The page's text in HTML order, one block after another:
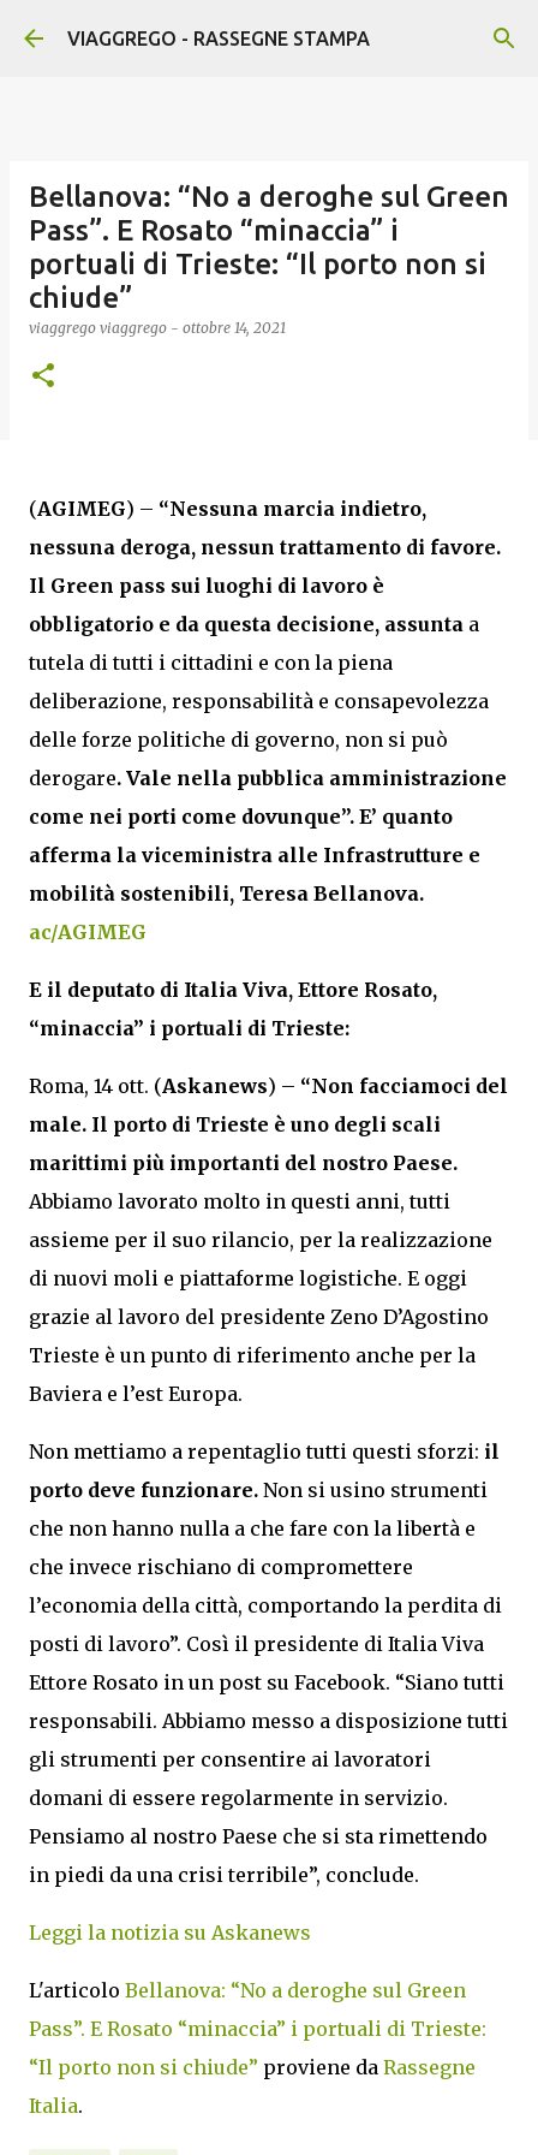
Passa ai contenuti principali
VIAGGREGO - RASSEGNE STAMPA
Bellanova: “No a deroghe sul Green
Pass”. E Rosato “minaccia” i
portuali di Trieste: “Il porto non si
chiude”
viaggrego viaggrego - ottobre 14, 2021
(AGIMEG) – “Nessuna marcia indietro,
nessuna deroga, nessun trattamento di favore.
Il Green pass sui luoghi di lavoro è
obbligatorio e da questa decisione, assunta a
tutela di tutti i cittadini e con la piena
deliberazione, responsabilità e consapevolezza
delle forze politiche di governo, non si può
derogare. Vale nella pubblica amministrazione
come nei porti come dovunque”. E’ quanto
afferma la viceministra alle Infrastrutture e
mobilità sostenibili, Teresa Bellanova.
ac/AGIMEG
E il deputato di Italia Viva, Ettore Rosato,
“minaccia” i portuali di Trieste:
Roma, 14 ott. (Askanews) – “Non facciamoci del
male. Il porto di Trieste è uno degli scali
marittimi più importanti del nostro Paese.
Abbiamo lavorato molto in questi anni, tutti
assieme per il suo rilancio, per la realizzazione
di nuovi moli e piattaforme logistiche. E oggi
grazie al lavoro del presidente Zeno D’Agostino
Trieste è un punto di riferimento anche per la
Baviera e l’est Europa.
Non mettiamo a repentaglio tutti questi sforzi: il
porto deve funzionare. Non si usino strumenti
che non hanno nulla a che fare con la libertà e
che invece rischiano di compromettere
l’economia della città, comportando la perdita di
posti di lavoro”. Così il presidente di Italia Viva
Ettore Rosato in un post su Facebook. “Siano tutti
responsabili. Abbiamo messo a disposizione tutti
gli strumenti per consentire ai lavoratori
domani di essere regolarmente in servizio.
Pensiamo al nostro Paese che si sta rimettendo
in piedi da una crisi terribile”, conclude.
Leggi la notizia su Askanews
L'articolo Bellanova: “No a deroghe sul Green
Pass”. E Rosato “minaccia” i portuali di Trieste:
“Il porto non si chiude” proviene da Rassegne
Italia.